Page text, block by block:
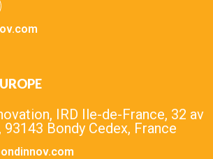
IRD Ile-de-France, 32 av
93143 Bondy Cedex, France